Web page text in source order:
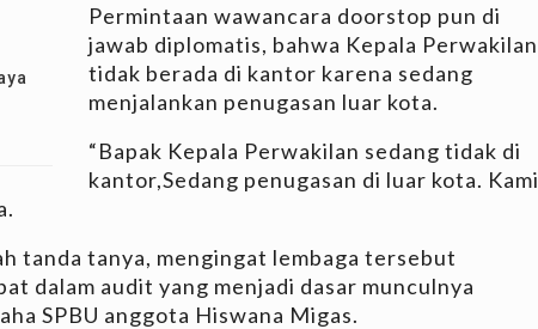
Permintaan wawancara doorstop pun di
jawab diplomatis, bahwa Kepala Perwakilan
tidak berada di kantor karena sedang
menjalankan penugasan luar kota.
“Bapak Kepala Perwakilan sedang tidak di
kantor,Sedang penugasan di luar kota. Kami
tanda tanya, mengingat lembaga tersebut
dalam audit yang menjadi dasar munculnya
SPBU anggota Hiswana Migas.